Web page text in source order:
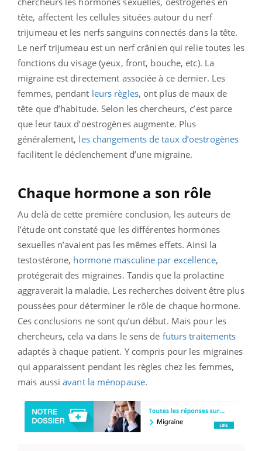
tête, affectent les cellules situées autour du nerf
trijumeau et les nerfs sanguins connectés dans la tête.
Le nerf trijumeau est un nerf crânien qui relie toutes les
fonctions du visage (yeux, front, bouche, etc). La
migraine est directement associée à ce dernier. Les
femmes, pendant leurs règles, ont plus de maux de
tête que d’habitude. Selon les chercheurs, c’est parce
que leur taux d’oestrogènes augmente. Plus
généralement, les changements de taux d’oestrogènes
facilitent le déclenchement d’une migraine.
Chaque hormone a son rôle
Au delà de cette première conclusion, les auteurs de
l’étude ont constaté que les différentes hormones
sexuelles n’avaient pas les mêmes effets. Ainsi la
testostérone, hormone masculine par excellence,
protégerait des migraines. Tandis que la prolactine
aggraverait la maladie. Les recherches doivent être plus
poussées pour déterminer le rôle de chaque hormone.
Ces conclusions ne sont qu’un début. Mais pour les
chercheurs, cela va dans le sens de futurs traitements
adaptés à chaque patient. Y compris pour les migraines
qui apparaissent pendant les règles chez les femmes,
mais aussiavant la ménopause.